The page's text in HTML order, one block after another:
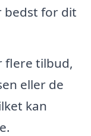
bedst for dit
flere tilbud,
eller de
kan